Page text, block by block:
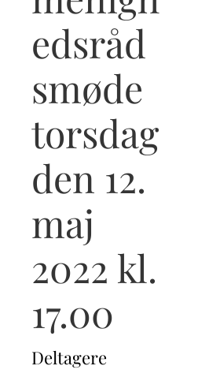
edsråd
smøde
torsdag
den 12.
maj
2022 kl.
17.00
Deltagere